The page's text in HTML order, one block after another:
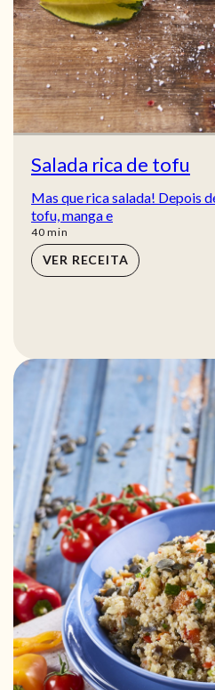
Salada rica de tofu
Mas que rica salada! Depois
tofu, manga e
40min
min
VER RECEITA